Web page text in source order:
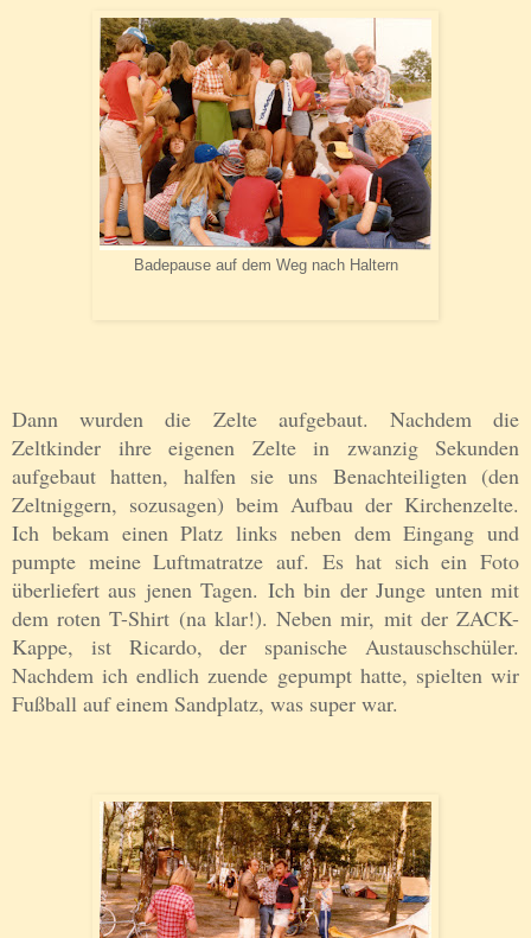
Badepause auf dem Weg nach Haltern
Dann wurden die Zelte aufgebaut. Nachdem die
Zeltkinder ihre eigenen Zelte in zwanzig Sekunden
aufgebaut hatten, halfen sie uns Benachteiligten (den
Zeltniggern, sozusagen) beim Aufbau der Kirchenzelte.
Ich bekam einen Platz links neben dem Eingang und
pumpte meine Luftmatratze auf. Es hat sich ein Foto
überliefert aus jenen Tagen. Ich bin der Junge unten mit
dem roten T-Shirt (na klar!). Neben mir, mit der ZACK-
Kappe, ist Ricardo, der spanische Austauschschüler.
Nachdem ich endlich zuende gepumpt hatte, spielten wir
Fußball auf einem Sandplatz, was super war.